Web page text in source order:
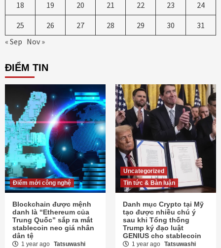
18 19 20 21 22 23 24
25 26 27 28 29 30
31
« Sep Nov »
ĐIỂM TIN
Điểm mới công nghệ
Blockchain được mệnh
danh là “Ethereum của
Trung Quốc” sắp ra mắt
stablecoin neo giá nhân
dân tệ
1 year ago Tatsuwashi
Uncategorized
Tin tức & Bàn luận
Danh mục Crypto tại Mỹ
tạo được nhiều chú ý
sau khi Tổng thống
Trump ký đạo luật
GENIUS cho stablecoin
1 year ago Tatsuwashi